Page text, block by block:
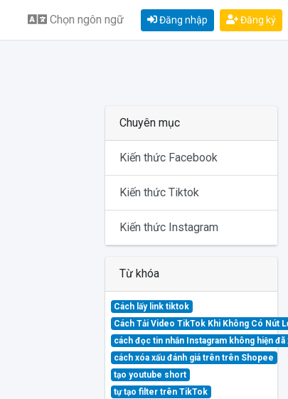
Chọn ngôn ngữ Đăng nhập Đăng ký
Chuyên mục
Kiến thức Facebook
Kiến thức Tiktok
Kiến thức Instagram
Từ khóa
Cách lấy link tiktok
Cách Tải Video TikTok Khi Không Có Nút
cách đọc tin nhắn Instagram không hiện đã
cách xóa xấu đánh giá trên trên Shopee
tạo youtube short
tự tạo filter trên TikTok